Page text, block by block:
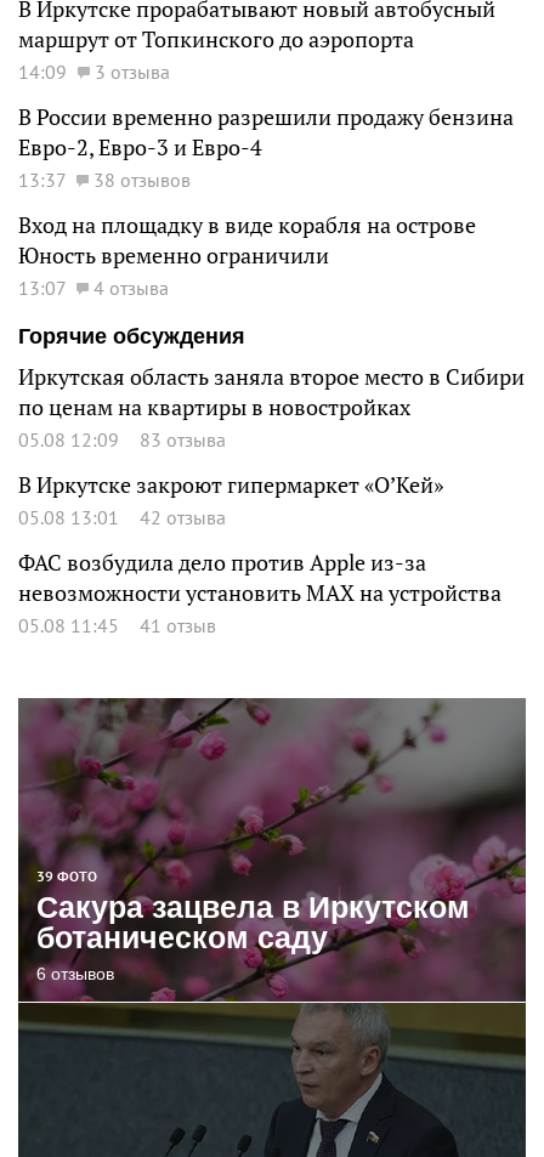
В Иркутске прорабатывают новый автобусный
маршрут от Топкинского до аэропорта
14:09 3 отзыва
В России временно разрешили продажу бензина
Евро-2, Евро-3 и Евро-4
13:37 38 отзывов
Вход на площадку в виде корабля на острове
Юность временно ограничили
13:07
4 отзыва
Горячие обсуждения
Иркутская область заняла второе место в Сибири
по ценам на квартиры в новостройках
05.08 12:09 83 отзыва
В Иркутске закроют гипермаркет «О’Кей»
05.08 13:01 42 отзыва
ФАС возбудила дело против Apple из-за
невозможности установить MAX на устройства
05.08 11:45 41 отзыв
39 ФОТО
Сакура зацвела в Иркутском
ботаническом саду
6 отзывов